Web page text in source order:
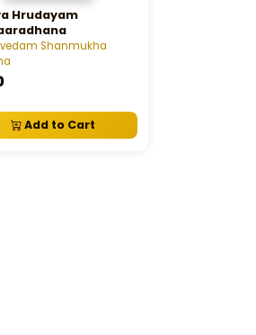
Hrudayam
Shanmukha
Add to Cart